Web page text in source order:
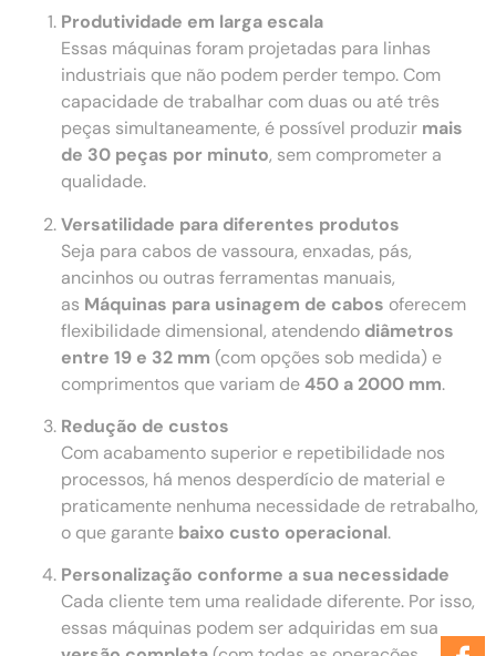
Produtividade em larga escala
Essas máquinas foram projetadas para linhas
industriais que não podem perder tempo. Com
capacidade de trabalhar com duas ou até três
peças simultaneamente, é possível produzir mais
de 30 peças por minuto, sem comprometer a
qualidade.
Versatilidade para diferentes produtos
Seja para cabos de vassoura, enxadas, pás,
ancinhos ou outras ferramentas manuais,
as Máquinas para usinagem de cabos oferecem
flexibilidade dimensional, atendendo diâmetros
entre 19 e 32 mm (com opções sob medida) e
comprimentos que variam de450 a 2000 mm.
Redução de custos
Com acabamento superior e repetibilidade nos
processos, há menos desperdício de material e
praticamente nenhuma necessidade de retrabalho,
o que garante baixo custo operacional.
Personalização conforme a sua necessidade
Cada cliente tem uma realidade diferente. Por isso,
essas máquinas podem ser adquiridas em sua